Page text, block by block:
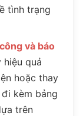
tình trạng
và báo
quả
hoặc thay
kèm bảng
trên